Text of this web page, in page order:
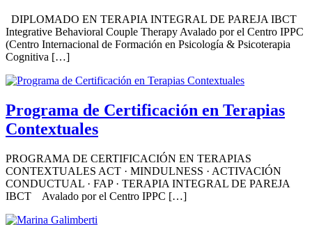
DIPLOMADO EN TERAPIA INTEGRAL DE PAREJA IBCT
Integrative Behavioral Couple Therapy Avalado por el Centro IPPC
(Centro Internacional de Formación en Psicología & Psicoterapia
Cognitiva […]
Programa de Certificación en Terapias
Contextuales
PROGRAMA DE CERTIFICACIÓN EN TERAPIAS
CONTEXTUALES ACT · MINDULNESS · ACTIVACIÓN
CONDUCTUAL · FAP · TERAPIA INTEGRAL DE PAREJA
IBCT Avalado por el Centro IPPC […]